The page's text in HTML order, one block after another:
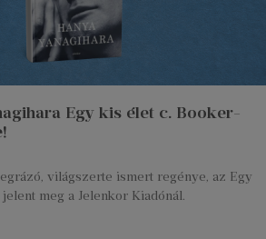
Egy kis élet c. Booker-
világszerte ismert regénye, az Egy
meg a Jelenkor Kiadónál.